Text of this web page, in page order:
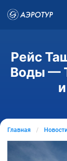
Рейс
Воды —
Главная